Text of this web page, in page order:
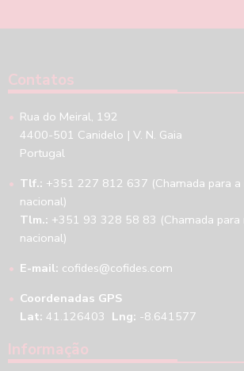
Contatos
Rua do Meiral, 192
4400-501 Canidelo | V. N. Gaia
Portugal
Tlf.: +351 227 812 637 (Chamada para a
nacional)
Tlm.: +351 93 328 58 83 (Chamada para
nacional)
E-mail: cofides@cofides.com
Coordenadas GPS
Lat: 41.126403 Lng: -8.641577
Informação